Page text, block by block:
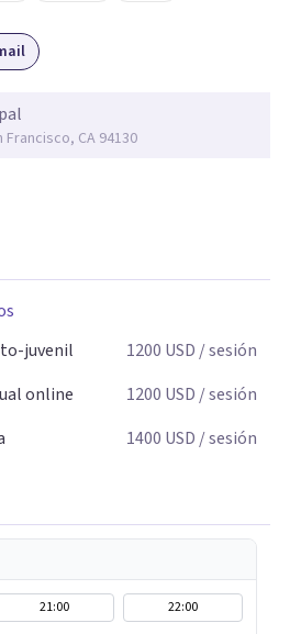
CA 94130
juvenil
1200 USD / sesión
online
1200 USD / sesión
1400 USD / sesión
21:00
22:00